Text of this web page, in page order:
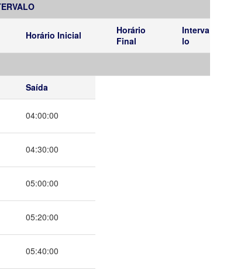
Horário Inicial
Horário
Final
Interva
lo
Saída
04:00:00
04:30:00
05:00:00
05:20:00
05:40:00